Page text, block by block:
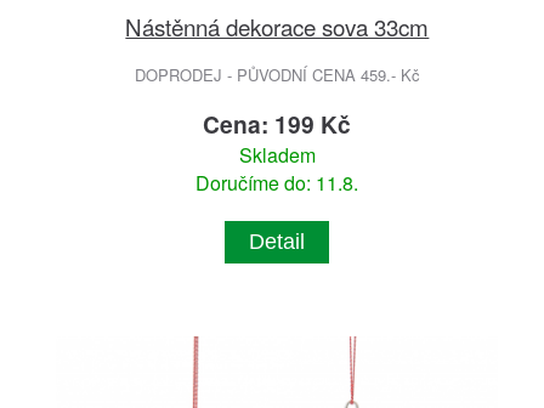
Nástěnná dekorace sova 33cm
DOPRODEJ - PŮVODNÍ CENA 459.- Kč
Cena: 199 Kč
Skladem
Doručíme do: 11.8.
Detail